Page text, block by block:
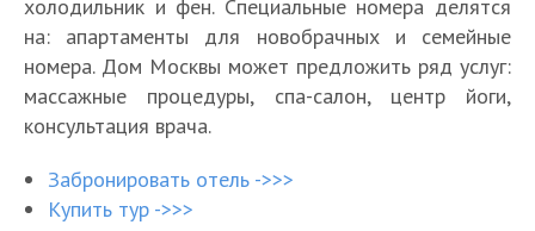
холодильник и фен. Специальные номера делятся
на: апартаменты для новобрачных и семейные
номера. Дом Москвы может предложить ряд услуг:
массажные процедуры, спа-салон, центр йоги,
консультация врача.
Забронировать отель ->>>
Купить тур ->>>